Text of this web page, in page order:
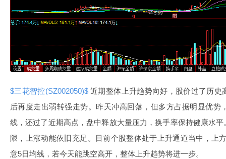
$三花智控(SZ002050)$近期整体上升趋势向好，股价过了历
后再度走出弱转强走势。昨天冲高回落，但多方占据明显优势
线，还过了近期高点，盘中释放大量压力，换手率保持健康水
限，上涨动能依旧充足。目前个股整体处于上升通道当中，上
意5日均线，若今天能跳空高开，整体上升趋势将进一步。